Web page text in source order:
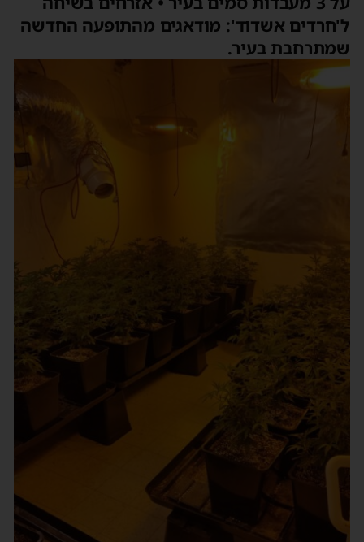
ל'חרדים אשדוד': מודאגים מהתופעה החדשה
שמתרחבת בעיר.